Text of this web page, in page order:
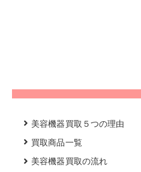
美容機器買取５つの理由
買取商品一覧
美容機器買取の流れ